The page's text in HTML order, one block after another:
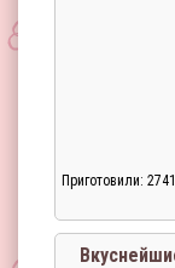
Загрузка...
Приготовили: 2741